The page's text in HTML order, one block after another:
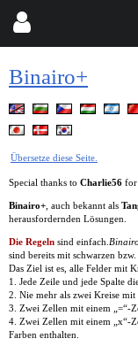
Binairo+
Übersetze diese Seite.
Special thanks to Charlie56 for
Binairo+ , auch bekannt als
herausfordernden Lösungen.
Die Regeln sind einfach.
sind bereits mit schwarzen
Das Ziel ist es, alle Felder mit
1. Jede Zeile und jede Spalte
2. Nie mehr als zwei Kreise mit
3. Zwei Zellen mit einem „=“-
4. Zwei Zellen mit einem „x“-
Farben enthalten.